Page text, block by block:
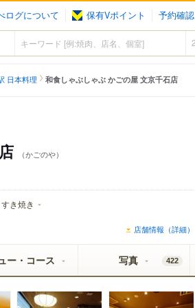
ログについて 保有Vポイント 予約確認
日本料理 和食しゃぶしゃぶ かごの屋 文京千石店
（かごのや）
すき焼き
店舗情報（詳細）
ー・コース 写真 422